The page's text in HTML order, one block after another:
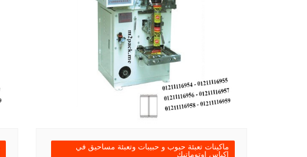
ماكينات تعبئة حبوب و حبيبات وتعبئة مساحيق في
اكياس اوتوماتيك